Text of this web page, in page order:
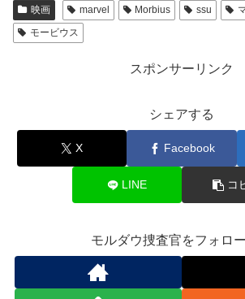
映画 marvel Morbius ssu
モービウス
スポンサーリンク
シェアする
X Facebook
LINE コ
モルダウ捜査官をフォロ